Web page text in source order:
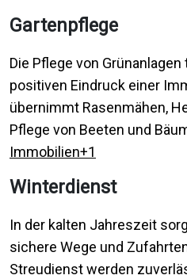
Gartenpflege
Die Pflege von
positiven Eindruck einer
übernimmt Rasenmähen,
Pflege von Beeten und
Immobilien+1
Winterdienst
In der kalten Jahreszeit
sichere Wege und
Streudienst werden